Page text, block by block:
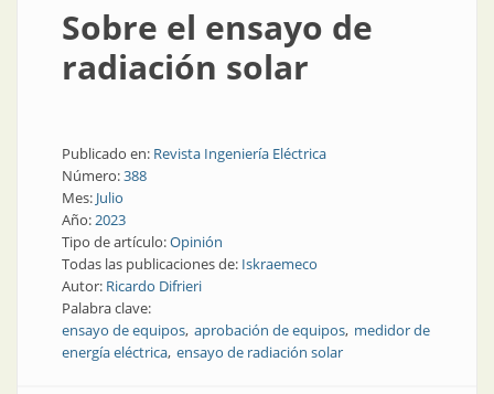
Sobre el ensayo de
radiación solar
Publicado en: Revista Ingeniería Eléctrica
Número:388
Mes: Julio
Año:2023
Tipo de artículo:Opinión
Todas las publicaciones de: Iskraemeco
Autor: Ricardo Difrieri
Palabra clave:
ensayo de equipos aprobación de equipos medidor de
energía eléctrica ensayo de radiación solar